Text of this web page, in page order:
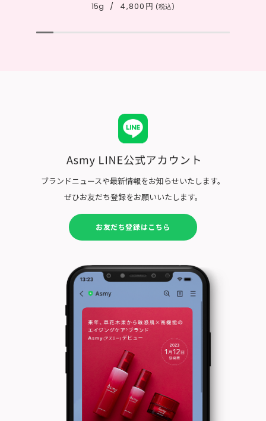
15g
4,800円 (税込)
ブランドニュースや最新情報をお知らせいたします。
ぜひお友だち登録をお願いいたします。
お友だち登録はこちら